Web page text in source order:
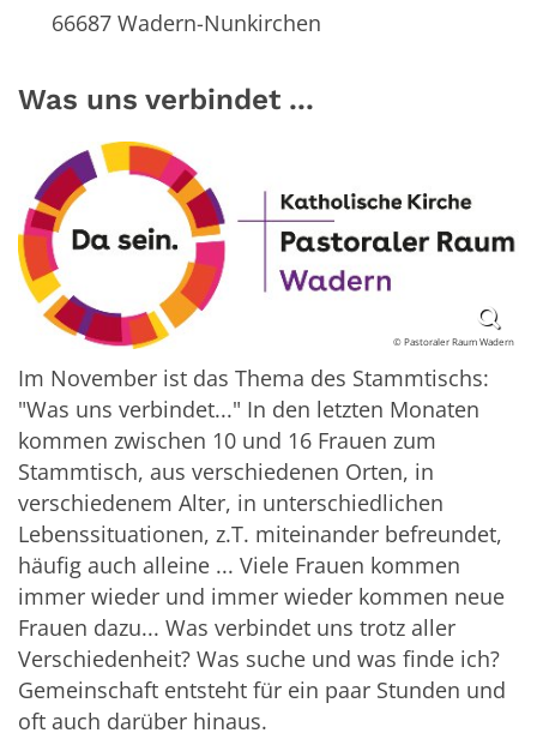
66687 Wadern-Nunkirchen
Was uns verbindet ...
© Pastoraler Raum Wadern
Im November ist das Thema des Stammtischs:
"Was uns verbindet..." In den letzten Monaten
kommen zwischen 10 und 16 Frauen zum
Stammtisch, aus verschiedenen Orten, in
verschiedenem Alter, in unterschiedlichen
Lebenssituationen, z.T. miteinander befreundet,
häufig auch alleine ... Viele Frauen kommen
immer wieder und immer wieder kommen neue
Frauen dazu... Was verbindet uns trotz aller
Verschiedenheit? Was suche und was finde ich?
Gemeinschaft entsteht für ein paar Stunden und
oft auch darüber hinaus.